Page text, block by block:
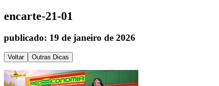
encarte-21-01
publicado: 19 de janeiro de 2026
Voltar Outras Dicas